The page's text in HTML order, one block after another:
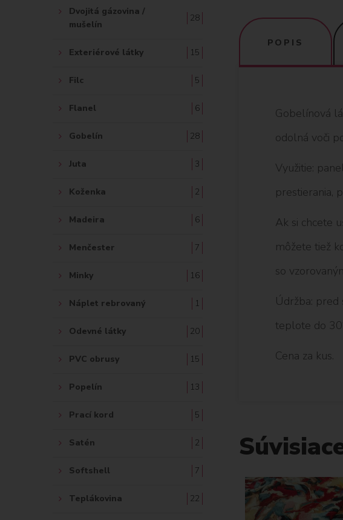
POPIS
Gobelínová
odolná voči
Využitie:
prestierania,
Ak si chcete
môžete tiež
so
Údržba:
teplote do
Cena za kus.
Dvojitá gázovina /
mušelín
28
Exteriérové látky 15
Filc 5
Flanel 6
Gobelín 28
Juta 3
Koženka 2
Madeira 6
Menčester 7
Minky 16
Náplet rebrovaný 1
Odevné látky 20
PVC obrusy 15
Popelín 13
Prací kord 5
Satén 2
Softshell 7
Teplákovina 22